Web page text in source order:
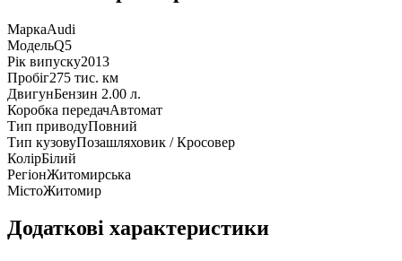
МаркаAudi
МодельQ5
Рік випуску2013
Пробіг275 тис. км
ДвигунБензин 2.00 л.
Коробка передачАвтомат
Тип приводуПовний
Тип кузовуПозашляховик / Кросовер
КолірБілий
РегіонЖитомирська
МістоЖитомир
Додаткові характеристики